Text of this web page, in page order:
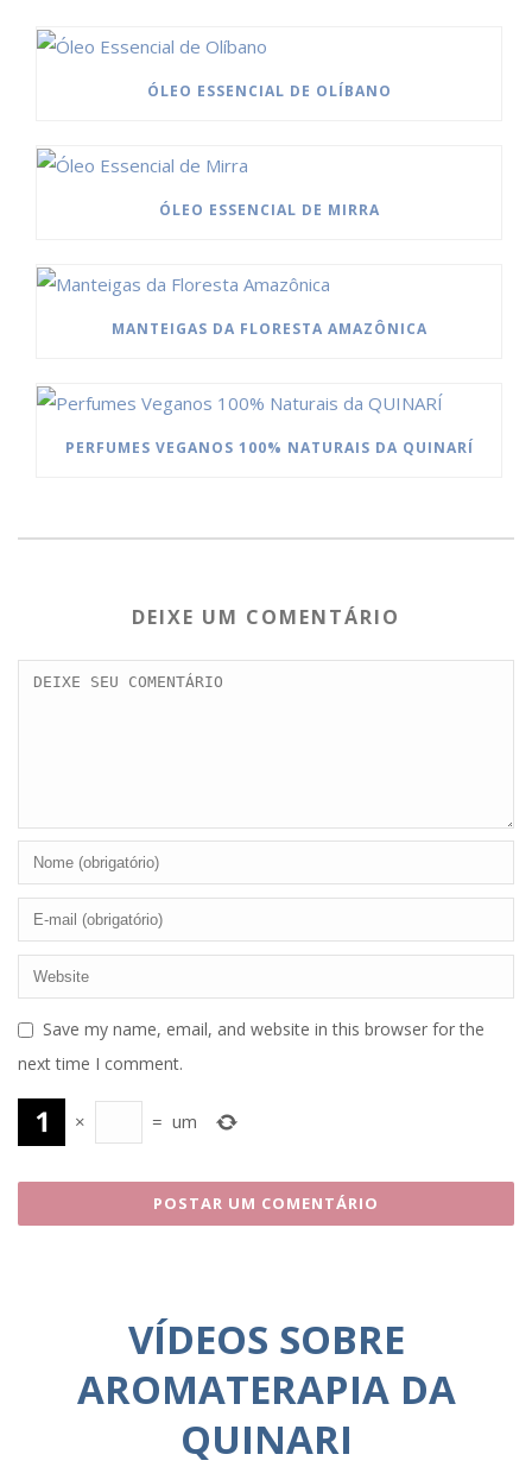
ÓLEO ESSENCIAL DE OLÍBANO
ÓLEO ESSENCIAL DE MIRRA
MANTEIGAS DA FLORESTA AMAZÔNICA
PERFUMES VEGANOS 100% NATURAIS DA QUINARÍ
DEIXE UM COMENTÁRIO
Save my name, email, and website in this browser for the
next time I comment.
× = um
VÍDEOS SOBRE
AROMATERAPIA DA
QUINARI